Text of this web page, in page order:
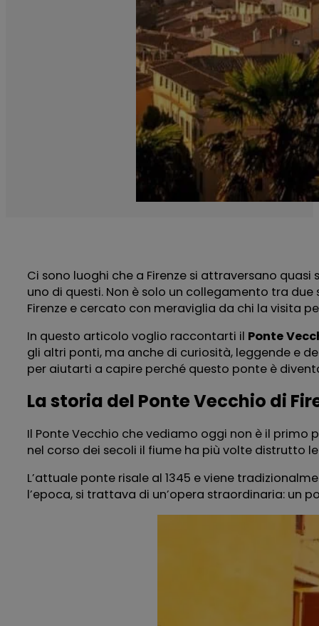
Ci sono luoghi che a Firenze si attraversano
uno di questi. Non è solo un collegamento tra
Firenze e cercato con meraviglia da chi la visita
In questo articolo voglio raccontarti il Ponte
gli altri ponti, ma anche di curiosità, leggende e
per aiutarti a capire perché questo ponte è
La storia del Ponte Vecchio di
Il Ponte Vecchio che vediamo oggi non è il primo
nel corso dei secoli il fiume ha più volte distrutto
L’attuale ponte risale al 1345 e viene
l’epoca, si trattava di un’opera straordinaria: un